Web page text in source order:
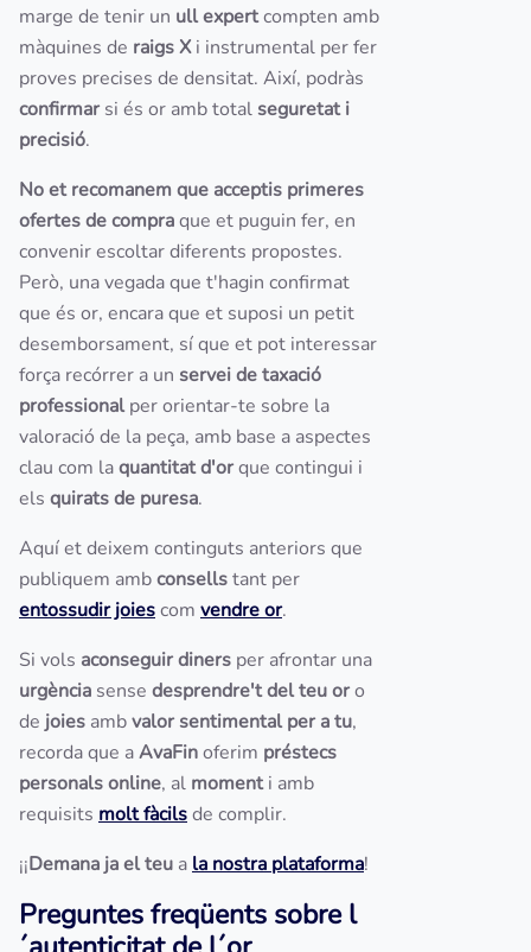
marge de tenir un ull expertcompten amb
màquines de raigs Xi instrumental per fer
proves precises de densitat. Així, podràs
confirmarsi és or amb totalseguretat i
precisió.
No et recomanem que acceptis primeres
ofertes de compraque et puguin fer, en
convenir escoltar diferents propostes.
Però, una vegada que t'hagin confirmat
que és or, encara que et suposi un petit
desemborsament, sí que et pot interessar
força recórrer a un servei de taxació
professionalper orientar-te sobre la
valoració de la peça, amb base a aspectes
clau com laquantitat d'orque contingui i
els quirats de puresa.
Aquí et deixem continguts anteriors que
publiquem ambconsellstant per
entossudir joiescom vendre or.
Si vols aconseguir diners per afrontar una
urgència sense desprendre't del teu oro
de joies ambvalor sentimental per a tu,
recorda que aAvaFinoferim préstecs
personals online, al momenti amb
requisits molt fàcilsde complir.
¡¡Demana ja el teu a la nostra plataforma!
Preguntes freqüents sobre l